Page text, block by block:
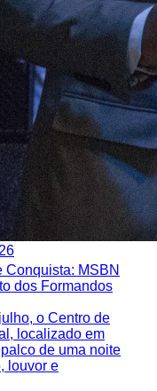
Conquista: MSBN
dos Formandos
o Centro de
localizado em
de uma noite
louvor e